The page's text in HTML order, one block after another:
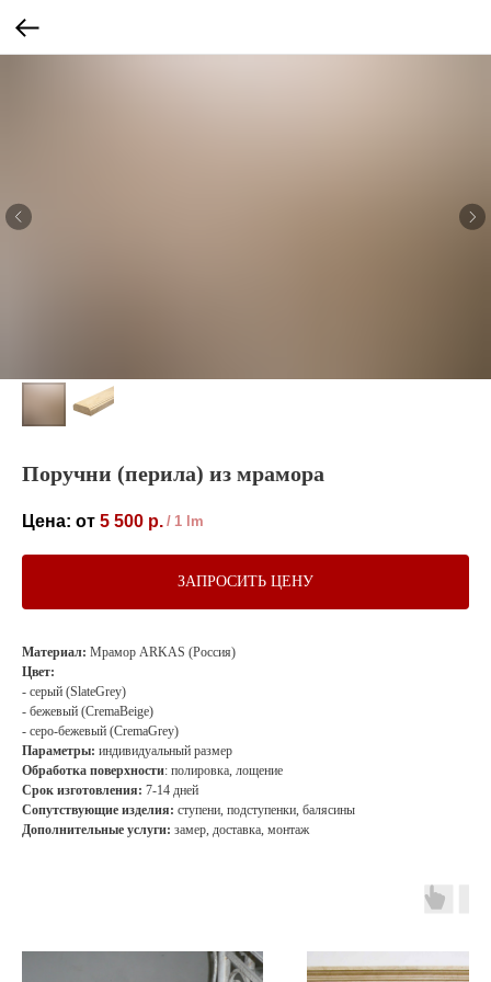
Поручни (перила) из мрамора
5 500 р. / 1 lm
ЗАПРОСИТЬ ЦЕНУ
Материал: Мрамор ARKAS (Россия)
Цвет:
- серый (SlateGrey)
- бежевый (CremaBeige)
- серо-бежевый (CremaGrey)
Параметры: индивидуальный размер
Обработка поверхности: полировка, лощение
Срок изготовления: 7-14 дней
Сопутствующие изделия: ступени, подступенки, балясины
Дополнительные услуги: замер, доставка, монтаж